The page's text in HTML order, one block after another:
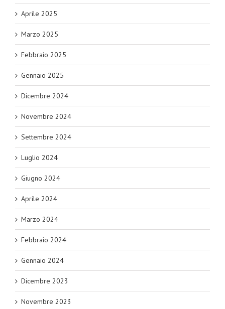
Aprile 2025
Marzo 2025
Febbraio 2025
Gennaio 2025
Dicembre 2024
Novembre 2024
Settembre 2024
Luglio 2024
Giugno 2024
Aprile 2024
Marzo 2024
Febbraio 2024
Gennaio 2024
Dicembre 2023
Novembre 2023